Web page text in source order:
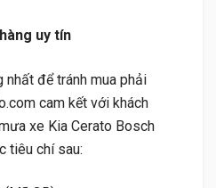
uy tín
nhất để tránh mua phải
cam kết với khách
xe Kia Cerato Bosch
tiêu chí sau: